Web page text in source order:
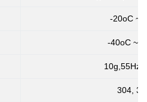
-20oC ~
-40oC ~
10g,55Hz
304,